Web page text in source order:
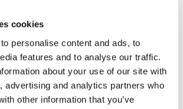
cookies
personalise content and ads, to
features and to analyse our traffic.
about your use of our site with
advertising and analytics partners who
other information that you’ve